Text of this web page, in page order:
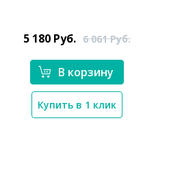
5 180 Руб. 6 061Руб.
В корзину
Купить в 1 клик